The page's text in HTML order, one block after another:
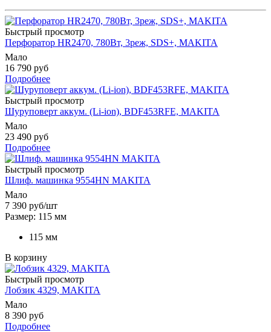
Быстрый просмотр
Перфоратор HR2470, 780Вт, 3реж, SDS+, MAKITA
Мало
16 790 руб
Подробнее
Быстрый просмотр
Шуруповерт аккум. (Li-ion), BDF453RFE, MAKITA
Мало
23 490 руб
Подробнее
Быстрый просмотр
Шлиф. машинка 9554HN MAKITA
Мало
7 390 руб/шт
Размер: 115 мм
115 мм
В корзину
Быстрый просмотр
Лобзик 4329, MAKITA
Мало
8 390 руб
Подробнее